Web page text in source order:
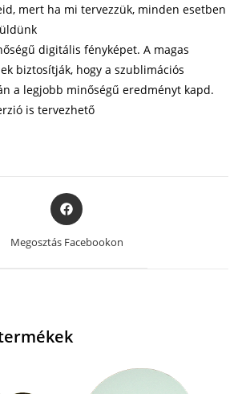
mert ha mi tervezzük, minden esetben
digitális fényképet. A magas
biztosítják, hogy a szublimációs
a legjobb minőségű eredményt kapd.
is tervezhető
Opens
in
new
Megosztás Facebookon